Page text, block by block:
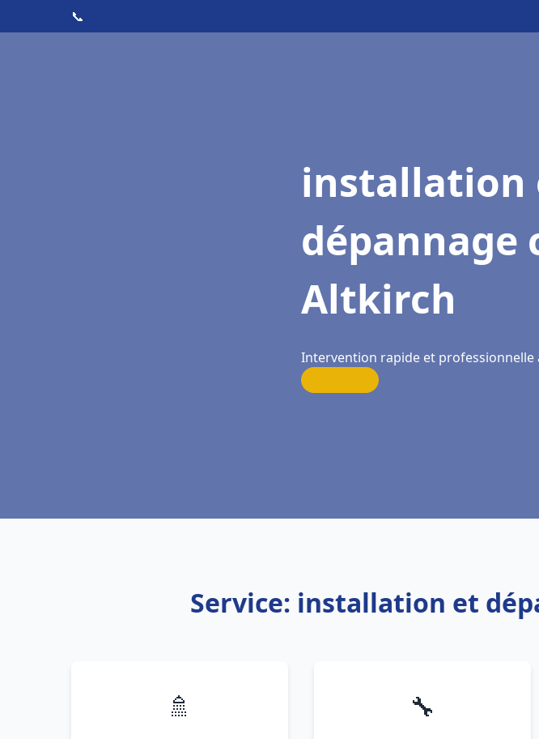
📞
installation
dépannage
Altkirch
Intervention rapide et professionnelle
Service: installation et
🚿 🔧